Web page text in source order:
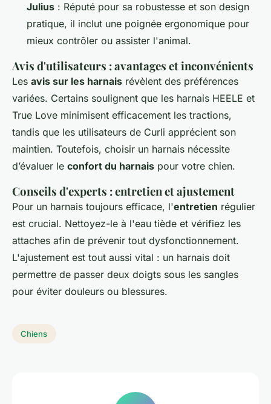
Julius : Réputé pour sa robustesse et son design
pratique, il inclut une poignée ergonomique pour
mieux contrôler ou assister l'animal.
Avis d'utilisateurs : avantages et inconvénients
Les avis sur les harnais révèlent des préférences
variées. Certains soulignent que les harnais HEELE et
True Love minimisent efficacement les tractions,
tandis que les utilisateurs de Curli apprécient son
maintien. Toutefois, choisir un harnais nécessite
d’évaluer le confort du harnais pour votre chien.
Conseils d'experts : entretien et ajustement
Pour un harnais toujours efficace, l'entretien régulier
est crucial. Nettoyez-le à l'eau tiède et vérifiez les
attaches afin de prévenir tout dysfonctionnement.
L'ajustement est tout aussi vital : un harnais doit
permettre de passer deux doigts sous les sangles
pour éviter douleurs ou blessures.
Chiens